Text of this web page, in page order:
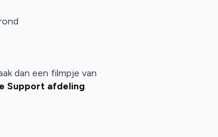
dan een filmpje van
Support afdeling.